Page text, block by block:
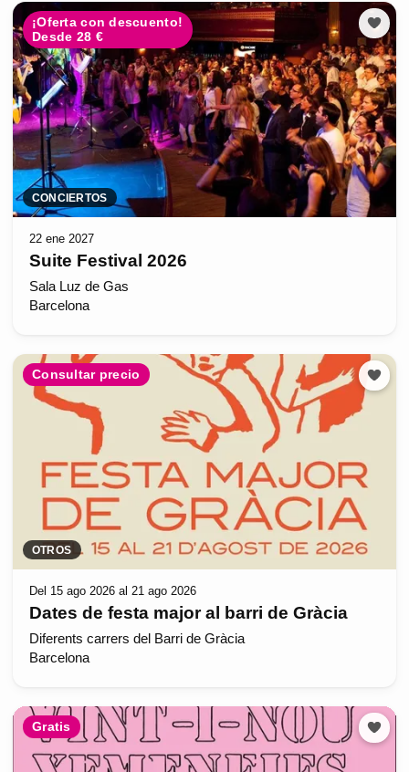
¡Oferta con descuento!
Desde 28 €
CONCIERTOS
22 ene 2027
Suite Festival 2026
Sala Luz de Gas
Barcelona
Consultar precio
OTROS
Del 15 ago 2026 al 21 ago 2026
Dates de festa major al barri de Gràcia
Diferents carrers del Barri de Gràcia
Barcelona
Gratis